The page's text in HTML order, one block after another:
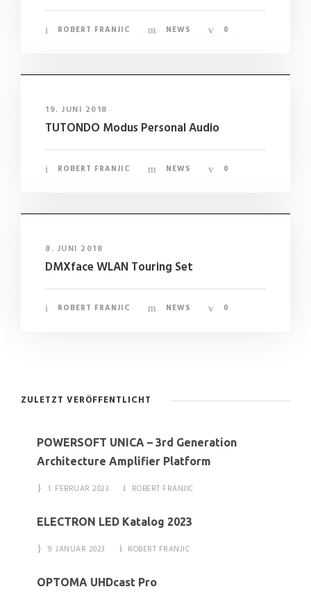
ROBERT FRANJIC NEWS 0
19. JUNI 2018
TUTONDO Modus Personal Audio
ROBERT FRANJIC NEWS 0
8. JUNI 2018
DMXface WLAN Touring Set
ROBERT FRANJIC NEWS 0
ZULETZT VERÖFFENTLICHT
POWERSOFT UNICA – 3rd Generation
Architecture Amplifier Platform
1. FEBRUAR 2023 ROBERT FRANJIC
ELECTRON LED Katalog 2023
9. JANUAR 2023 ROBERT FRANJIC
OPTOMA UHDcast Pro